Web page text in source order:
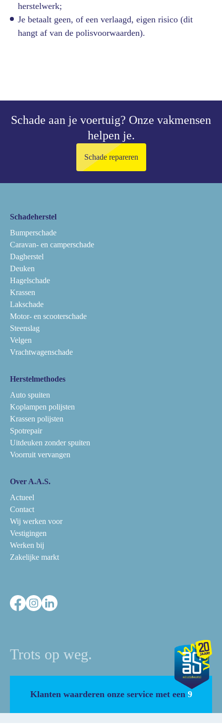
herstelwerk;
Je betaalt geen, of een verlaagd, eigen risico (dit
hangt af van de polisvoorwaarden).
Schade aan je voertuig? Onze vakmensen
helpen je.
Schade repareren
Schadeherstel
Bumperschade
Caravan- en camperschade
Dagherstel
Deuken
Hagelschade
Krassen
Lakschade
Motor- en scooterschade
Steenslag
Velgen
Vrachtwagenschade
Herstelmethodes
Auto spuiten
Koplampen polijsten
Krassen polijsten
Spotrepair
Uitdeuken zonder spuiten
Voorruit vervangen
Over A.A.S.
Actueel
Contact
Wij werken voor
Vestigingen
Werken bij
Zakelijke markt
Trots op weg.
Klanten waarderen onze service met een 9